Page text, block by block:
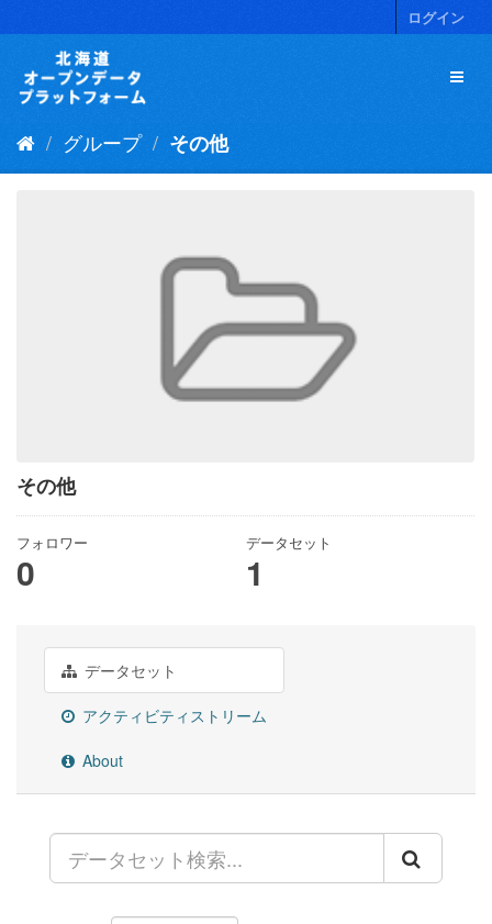
キ
ログイン
グループ その他
その他
フォロワー
0
データセット
1
データセット
アクティビティストリーム
About